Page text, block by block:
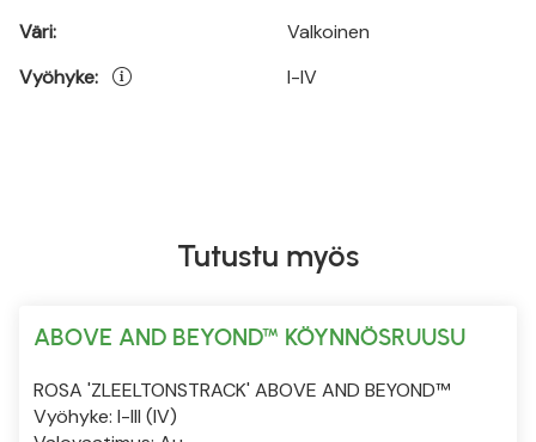
Väri:
Vyöhyke:
Valkoinen
I-IV
Tutustu myös
ABOVE AND BEYOND™ KÖYNNÖSRUUSU
ROSA 'ZLEELTONSTRACK' ABOVE AND BEYOND™
Vyöhyke: I-III (IV)